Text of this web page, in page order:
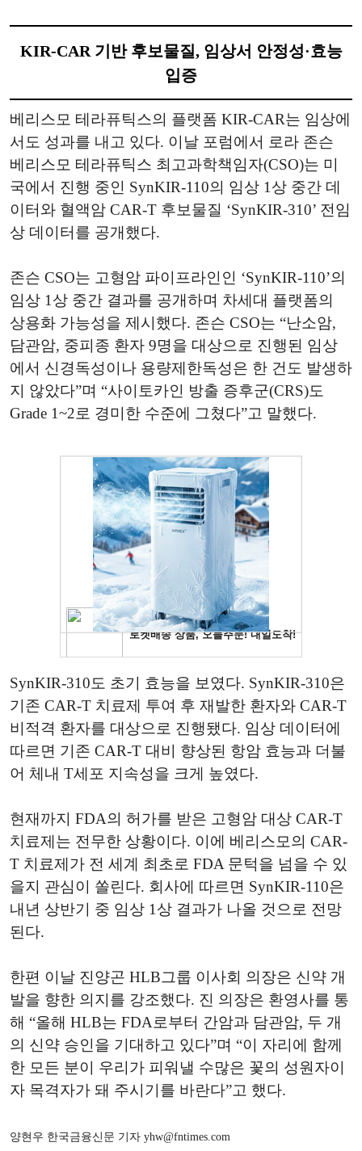
KIR-CAR 기반 후보물질, 임상서 안정성·효능
입증
베리스모 테라퓨틱스의 플랫폼 KIR-CAR는 임상에
서도 성과를 내고 있다. 이날 포럼에서 로라 존슨
베리스모 테라퓨틱스 최고과학책임자(CSO)는 미
국에서 진행 중인 SynKIR-110의 임상 1상 중간 데
이터와 혈액암 CAR-T 후보물질 ‘SynKIR-310’ 전임
상 데이터를 공개했다.
존슨 CSO는 고형암 파이프라인인 ‘SynKIR-110’의
임상 1상 중간 결과를 공개하며 차세대 플랫폼의
상용화 가능성을 제시했다. 존슨 CSO는 “난소암,
담관암, 중피종 환자 9명을 대상으로 진행된 임상
에서 신경독성이나 용량제한독성은 한 건도 발생하
지 않았다”며 “사이토카인 방출 증후군(CRS)도
Grade 1~2로 경미한 수준에 그쳤다”고 말했다.
SynKIR-310도 초기 효능을 보였다. SynKIR-310은
기존 CAR-T 치료제 투여 후 재발한 환자와 CAR-T
비적격 환자를 대상으로 진행됐다. 임상 데이터에
따르면 기존 CAR-T 대비 향상된 항암 효능과 더불
어 체내 T세포 지속성을 크게 높였다.
현재까지 FDA의 허가를 받은 고형암 대상 CAR-T
치료제는 전무한 상황이다. 이에 베리스모의 CAR-
T 치료제가 전 세계 최초로 FDA 문턱을 넘을 수 있
을지 관심이 쏠린다. 회사에 따르면 SynKIR-110은
내년 상반기 중 임상 1상 결과가 나올 것으로 전망
된다.
한편 이날 진양곤 HLB그룹 이사회 의장은 신약 개
발을 향한 의지를 강조했다. 진 의장은 환영사를 통
해 “올해 HLB는 FDA로부터 간암과 담관암, 두 개
의 신약 승인을 기대하고 있다”며 “이 자리에 함께
한 모든 분이 우리가 피워낼 수많은 꽃의 성원자이
자 목격자가 돼 주시기를 바란다”고 했다.
양현우 한국금융신문 기자 yhw@fntimes.com